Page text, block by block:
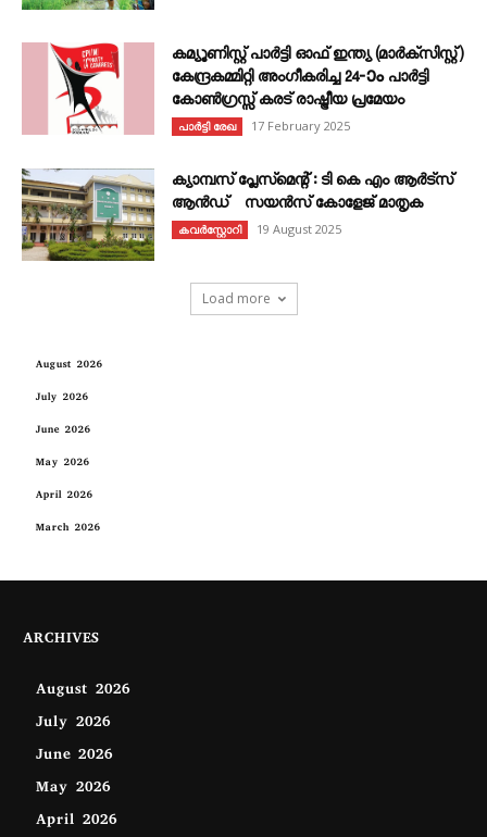
കമ്യൂണിസ്റ്റ് പാർട്ടി ഓഫ് ഇന്ത്യ (മാർക്സിസ്റ്റ്)
കേന്ദ്രകമ്മിറ്റി അംഗീകരിച്ച 24‐ാം പാർട്ടി
കോൺഗ്രസ്സ് കരട് രാഷ്ട്രീയ പ്രമേയം
പാർട്ടി രേഖ 17 February 2025
ക്യാമ്പസ് പ്ലേസ്മെന്റ് : ടി കെ എം ആർട്സ്
ആൻഡ് സയൻസ് കോളേജ് മാതൃക
കവര്‍സ്റ്റോറി 19 August 2025
Load more
August 2026
July 2026
June 2026
May 2026
April 2026
March 2026
ARCHIVES
August 2026
July 2026
June 2026
May 2026
April 2026